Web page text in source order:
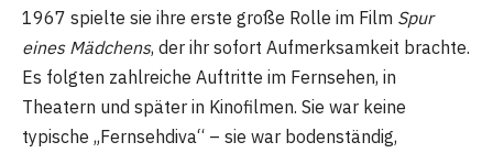
1967 spielte sie ihre erste große Rolle im Film Spur
eines Mädchens, der ihr sofort Aufmerksamkeit brachte.
Es folgten zahlreiche Auftritte im Fernsehen, in
Theatern und später in Kinofilmen. Sie war keine
typische „Fernsehdiva“ – sie war bodenständig,